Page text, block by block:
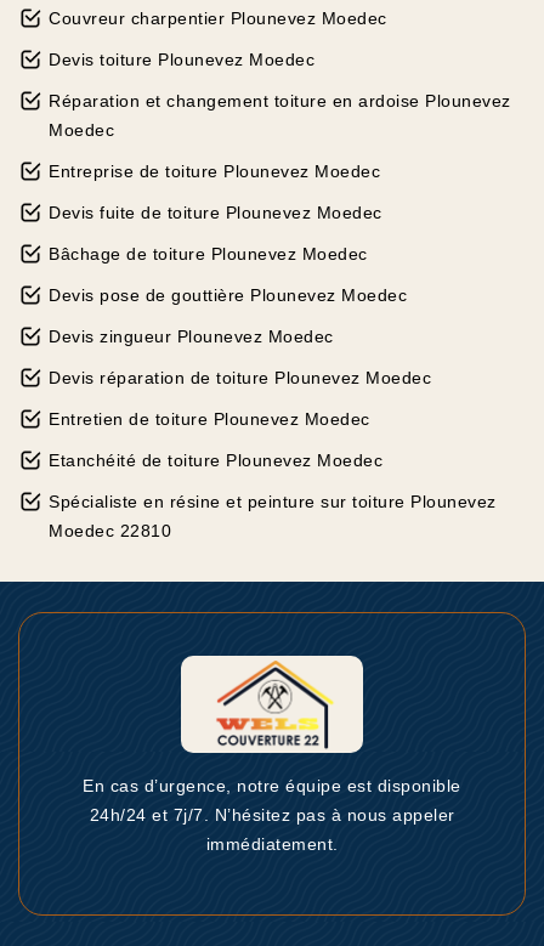
Couvreur charpentier Plounevez Moedec
Devis toiture Plounevez Moedec
Réparation et changement toiture en ardoise Plounevez
Moedec
Entreprise de toiture Plounevez Moedec
Devis fuite de toiture Plounevez Moedec
Bâchage de toiture Plounevez Moedec
Devis pose de gouttière Plounevez Moedec
Devis zingueur Plounevez Moedec
Devis réparation de toiture Plounevez Moedec
Entretien de toiture Plounevez Moedec
Etanchéité de toiture Plounevez Moedec
Spécialiste en résine et peinture sur toiture Plounevez
Moedec 22810
En cas d’urgence, notre équipe est disponible
24h/24 et 7j/7. N’hésitez pas à nous appeler
immédiatement.